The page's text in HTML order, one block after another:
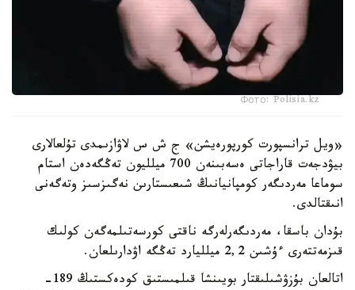
Фото: Polisia.kz
«ويل ترانسپورت كورپورەيشن» ج ش س لاۋازىمدى تۇلعالارى
بيۋدجەت قاراجاتى ەسەبىنەن 700 ميلليون تەڭگەدەن استام
سوماعا مەردىگەر كومپانيانىڭ شىعىستارىن نەگىزسىز وتەگەنى
انىقتالدى.
بۇدان باسقا، مەردىگەرلەرگە ناقتى كورسەتىلمەگەن كولىك
قىزمەتتەرى ءۇشىن 2,2 ميلليارد تەڭگە اۋدارىلعان.
اتالعان بۇزۋشىلىقتار بويىنشا قىلمىستىق كودەكستىڭ 189-